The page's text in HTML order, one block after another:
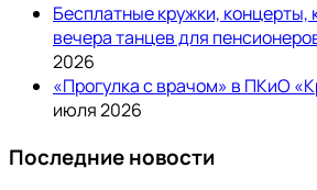
Бесплатные кружки, концерты,
вечера танцев для
2026
«Прогулка с врачом» в ПКиО
июля 2026
Последние новости